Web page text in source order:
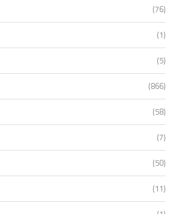
(76)
(1)
(5)
(866)
(58)
(7)
(50)
(11)